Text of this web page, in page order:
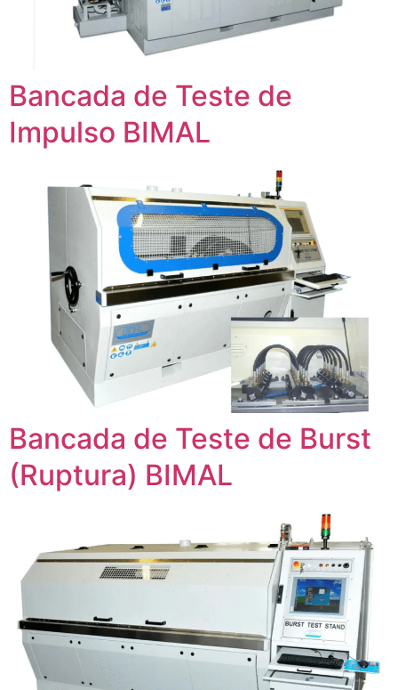
Bancada de Teste de
Impulso BIMAL
Bancada de Teste de Burst
(Ruptura) BIMAL